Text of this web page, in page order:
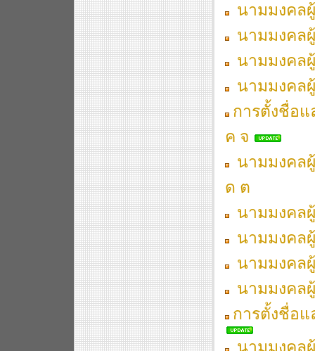
นามมงคล
นามมงคล
นามมงคล
นามมงคล
การตั้งชื่อ
ค จ
นามมงคล
ด ต
นามมงคล
นามมงคล
นามมงคล
นามมงคล
การตั้งชื่อแ
นามมงคล